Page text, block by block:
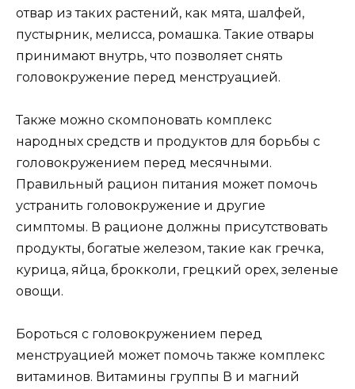
отвар из таких растений, как мята, шалфей,
пустырник, мелисса, ромашка. Такие отвары
принимают внутрь, что позволяет снять
головокружение перед менструацией.
Также можно скомпоновать комплекс
народных средств и продуктов для борьбы с
головокружением перед месячными.
Правильный рацион питания может помочь
устранить головокружение и другие
симптомы. В рационе должны присутствовать
продукты, богатые железом, такие как гречка,
курица, яйца, брокколи, грецкий орех, зеленые
овощи.
Бороться с головокружением перед
менструацией может помочь также комплекс
витаминов. Витамины группы В и магний